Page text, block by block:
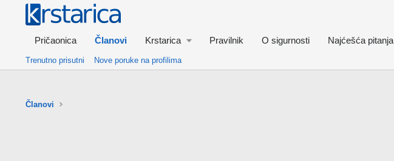
Pričaonica Članovi Krstarica Pravilnik O sigurnosti Najćešća pitanja
Trenutno prisutni Nove poruke na profilima
Članovi